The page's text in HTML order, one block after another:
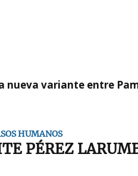
nueva variante entre
HUMANOS
PÉREZ